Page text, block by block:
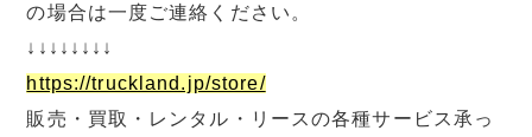
の場合は一度ご連絡ください。
↓↓↓↓↓↓↓↓
https://truckland.jp/store/
販売・買取・レンタル・リースの各種サービス承っ